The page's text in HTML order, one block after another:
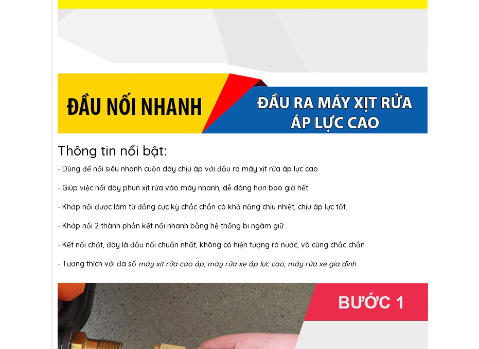
Thông tin nổi bật:
- Dùng để nối siêu nhanh cuộn dây chịu áp với đầu ra máy xịt rửa áp lực cao
- Giúp việc nối dây phun xịt rửa vào máy nhanh, dễ dàng hơn bao giờ hết
- Khớp nối được làm từ đồng cực kỳ chắc chắn có khả năng chịu nhiệt, chịu áp lực tốt.
- Khớp nối 2 thành phần kết nối nhanh bằng hệ thống bi ngàm giữ
- Kết nối chặt, đây là đầu nối chuẩn nhất, không có hiện tượng rò nước, vô cùng chắc chắn
- Tương thích với đa số máy xịt rửa cao áp, máy rửa xe áp lực cao, máy rửa xe gia đình